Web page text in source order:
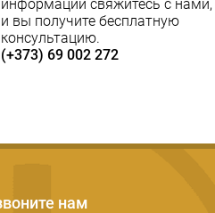
информации свяжитесь с нами,
и вы получите бесплатную
консультацию.
(+373) 69 002 272
нам